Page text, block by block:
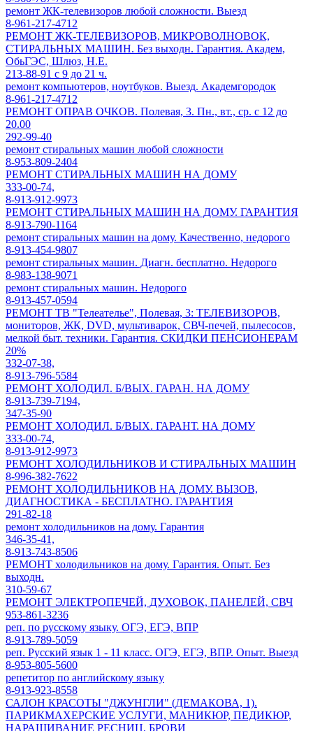
ремонт ЖК-телевизоров любой сложности. Выезд
8-961-217-4712
РЕМОНТ ЖК-ТЕЛЕВИЗОРОВ, МИКРОВОЛНОВОК,
СТИРАЛЬНЫХ МАШИН. Без выходн. Гарантия. Академ,
ОбьГЭС, Шлюз, Н.Е.
213-88-91 с 9 до 21 ч.
ремонт компьютеров, ноутбуков. Выезд. Академгородок
8-961-217-4712
РЕМОНТ ОПРАВ ОЧКОВ. Полевая, 3. Пн., вт., ср. с 12 до
20.00
292-99-40
ремонт стиральных машин любой сложности
8-953-809-2404
РЕМОНТ СТИРАЛЬНЫХ МАШИН НА ДОМУ
333-00-74,
8-913-912-9973
РЕМОНТ СТИРАЛЬНЫХ МАШИН НА ДОМУ. ГАРАНТИЯ
8-913-790-1164
ремонт стиральных машин на дому. Качественно, недорого
8-913-454-9807
ремонт стиральных машин. Диагн. бесплатно. Недорого
8-983-138-9071
ремонт стиральных машин. Недорого
8-913-457-0594
РЕМОНТ ТВ "Телеателье", Полевая, 3: ТЕЛЕВИЗОРОВ,
мониторов, ЖК, DVD, мультиварок, СВЧ-печей, пылесосов,
мелкой быт. техники. Гарантия. СКИДКИ ПЕНСИОНЕРАМ
20%
332-07-38,
8-913-796-5584
РЕМОНТ ХОЛОДИЛ. Б/ВЫХ. ГАРАН. НА ДОМУ
8-913-739-7194,
347-35-90
РЕМОНТ ХОЛОДИЛ. Б/ВЫХ. ГАРАНТ. НА ДОМУ
333-00-74,
8-913-912-9973
РЕМОНТ ХОЛОДИЛЬНИКОВ И СТИРАЛЬНЫХ МАШИН
8-996-382-7622
РЕМОНТ ХОЛОДИЛЬНИКОВ НА ДОМУ. ВЫЗОВ,
ДИАГНОСТИКА - БЕСПЛАТНО. ГАРАНТИЯ
291-82-18
ремонт холодильников на дому. Гарантия
346-35-41,
8-913-743-8506
РЕМОНТ холодильников на дому. Гарантия. Опыт. Без
выходн.
310-59-67
РЕМОНТ ЭЛЕКТРОПЕЧЕЙ, ДУХОВОК, ПАНЕЛЕЙ, СВЧ
953-861-3236
реп. по русскому языку. ОГЭ, ЕГЭ, ВПР
8-913-789-5059
реп. Русский язык 1 - 11 класс. ОГЭ, ЕГЭ, ВПР. Опыт. Выезд
8-953-805-5600
репетитор по английскому языку
8-913-923-8558
САЛОН КРАСОТЫ "ДЖУНГЛИ" (ДЕМАКОВА, 1).
ПАРИКМАХЕРСКИЕ УСЛУГИ, МАНИКЮР, ПЕДИКЮР,
НАРАЩИВАНИЕ РЕСНИЦ, БРОВИ